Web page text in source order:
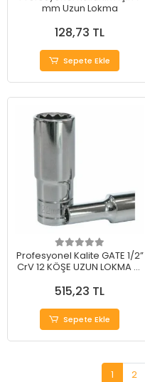
mm Uzun Lokma
128,73 TL
Sepete Ekle
Profesyonel Kalite GATE 1/2”
CrV 12 KÖŞE UZUN LOKMA 21
515,23 TL
Sepete Ekle
1 2